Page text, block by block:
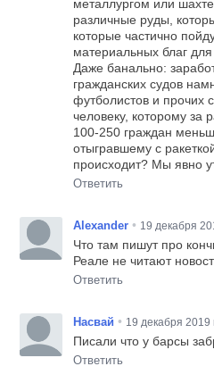
металлургом или
различные руды,
которые частично
материальных благ
Даже банально:
гражданских судов
футболистов и прочих
человеку, которому за
100-250 граждан
отыгравшему с
происходит? Мы явно
Ответить
Alexander • 19 декабря
Что там пишут про
Реале не читают
Ответить
Насвай • 19 декабря 2019
Писали что у барсы
Ответить